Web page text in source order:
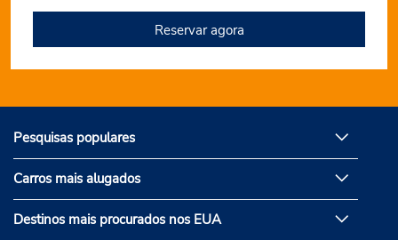
Reservar agora
Pesquisas populares
Carros mais alugados
Destinos mais procurados nos EUA